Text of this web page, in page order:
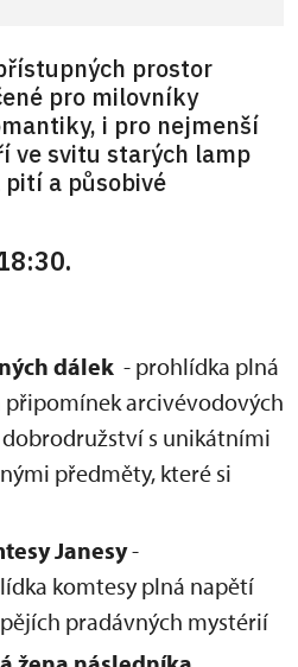
prostor
pro milovníky
i pro nejmenší
ve svitu starých lamp
a působivé
dálek - prohlídka plná
připomínek arcivévodových
s unikátními
předměty, které si
Janesy-
komtesy plná napětí
pradávných mystérií